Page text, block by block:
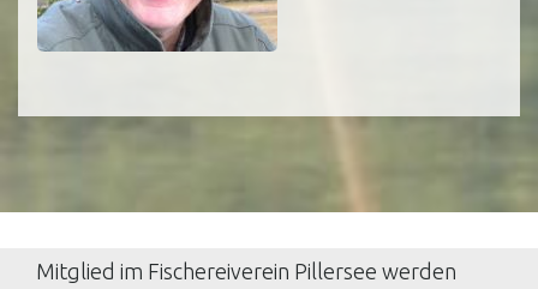
Mitglied im Fischereiverein Pillersee werden